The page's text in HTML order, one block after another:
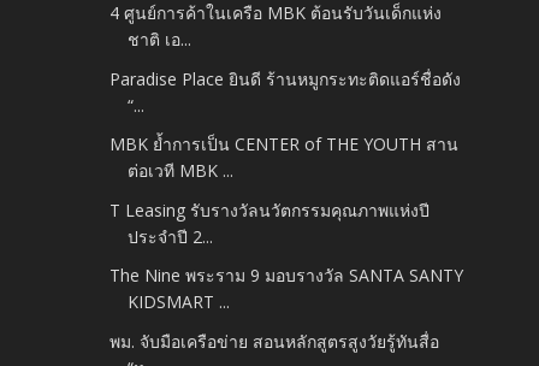
4 ศูนย์การค้าในเครือ MBK ต้อนรับวันเด็กแห่ง
ชาติ เอ...
Paradise Place ยินดี ร้านหมูกระทะติดแอร์ชื่อดัง
“...
MBK ย้ำการเป็น CENTER of THE YOUTH สาน
ต่อเวที MBK ...
T Leasing รับรางวัลนวัตกรรมคุณภาพแห่งปี
ประจำปี 2...
The Nine พระราม 9 มอบรางวัล SANTA SANTY
KIDSMART ...
พม. จับมือเครือข่าย สอนหลักสูตรสูงวัยรู้ทันสื่อ